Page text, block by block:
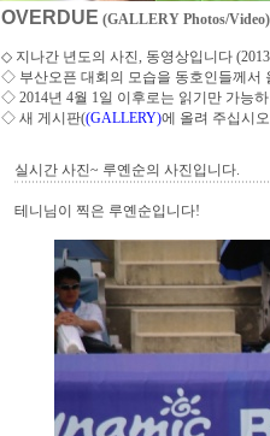
OVERDUE (GALLERY Photos/Video)
◇ 지나간 년도의 사진, 동영상입니다
◇ 부산오픈 대회의 모습을 동호인들께서
◇ 2014년 4월 1일 이후로는 읽기만 가능
◇ 새 게시판((GALLERY)에 올려 주십시오
실시간 사진~ 루옌순의 사진입니다.
테니님이 찍은 루옌순입니다!